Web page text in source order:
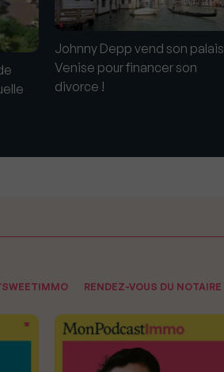
Johnny Depp vend son
Venise pour financer son
divorce !
RENDEZ-VOUS DU NOTAIRE